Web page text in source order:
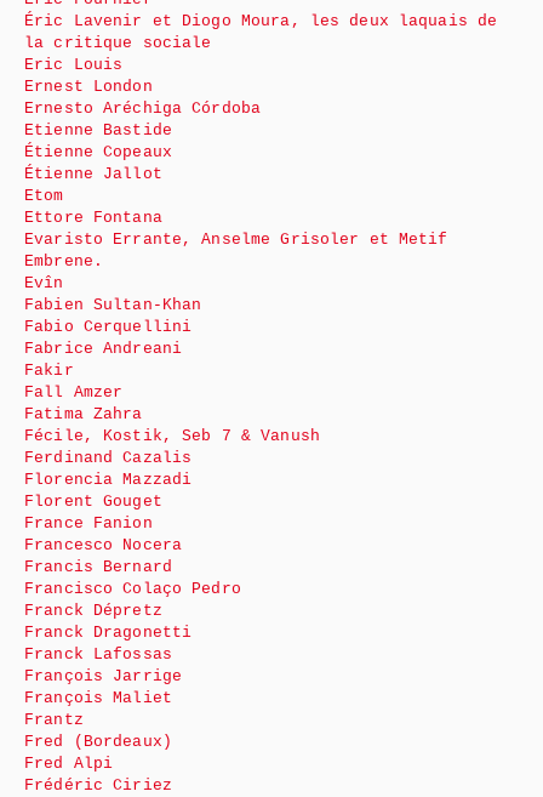
Éric Lavenir et Diogo Moura, les deux laquais de
la critique sociale
Eric Louis
Ernest London
Ernesto Aréchiga Córdoba
Etienne Bastide
Étienne Copeaux
Étienne Jallot
Etom
Ettore Fontana
Evaristo Errante, Anselme Grisoler et Metif
Embrene.
Evîn
Fabien Sultan-Khan
Fabio Cerquellini
Fabrice Andreani
Fakir
Fall Amzer
Fatima Zahra
Fécile, Kostik, Seb 7 & Vanush
Ferdinand Cazalis
Florencia Mazzadi
Florent Gouget
France Fanion
Francesco Nocera
Francis Bernard
Francisco Colaço Pedro
Franck Dépretz
Franck Dragonetti
Franck Lafossas
François Jarrige
François Maliet
Frantz
Fred (Bordeaux)
Fred Alpi
Frédéric Ciriez